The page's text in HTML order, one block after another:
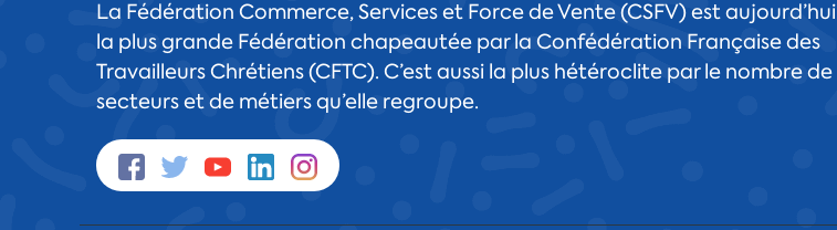
La Fédération Commerce, Services et Force de Vente (CSFV) est aujourd’hui
la plus grande Fédération chapeautée par la Confédération Française des
Travailleurs Chrétiens (CFTC). C’est aussi la plus hétéroclite par le nombre de
secteurs et de métiers qu’elle regroupe.